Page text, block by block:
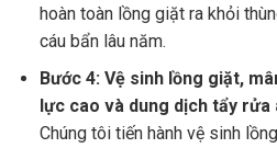
hoàn toàn lồng giặt ra khỏi
cáu bẩn lâu năm.
Bước 4: Vệ sinh lồng giặt,
lực cao và dung dịch tẩy rửa
Chúng tôi tiến hành vệ sinh